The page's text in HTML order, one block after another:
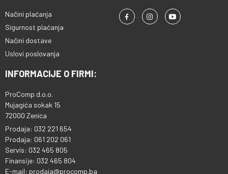
Načini plaćanja
Sigurnost plaćanja
Načini dostave
Uslovi poslovanja
INFORMACIJE O FIRMI:
ProComp d.o.o.
Mujagića sokak 15
72000 Zenica
Prodaja: 032 221 654
Prodaja: 061 202 061
Servis: 032 465 805
Finansije: 032 465 804
E-mail: prodaja@procomp.ba